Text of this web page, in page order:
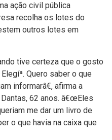
ação civil pública
recolha os lotes do
outros lotes em
tive certeza que o gosto
Quero saber o que
informarâ€, afirma a
62 anos. â€œEles
me dar um livro de
o que havia na caixa que